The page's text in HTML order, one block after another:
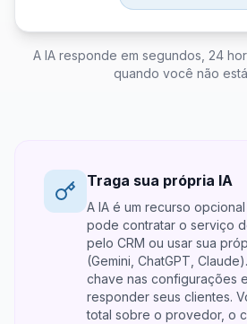
A IA responde em segundos, 24
quando você não
Traga sua própria IA
A IA é um recurso
pode contratar o serviço
pelo CRM ou usar sua
(Gemini, ChatGPT,
chave nas configurações
responder seus clientes.
total sobre o provedor, o